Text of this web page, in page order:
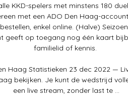
KKD-spelers met minstens 180
met een ADO Den Haag-
enkel online. (Halve)
geeft op toegang nog één kaart
familielid of kennis.
Haag Statistieken 23 dec 2022 —
bekijken. Je kunt de wedstrijd
een live stream, zonder last te ...